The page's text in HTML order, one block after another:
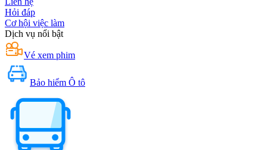
Hỏi đáp
Cơ hội việc làm
Dịch vụ nổi bật
Vé xem phim
Bảo hiểm Ô tô